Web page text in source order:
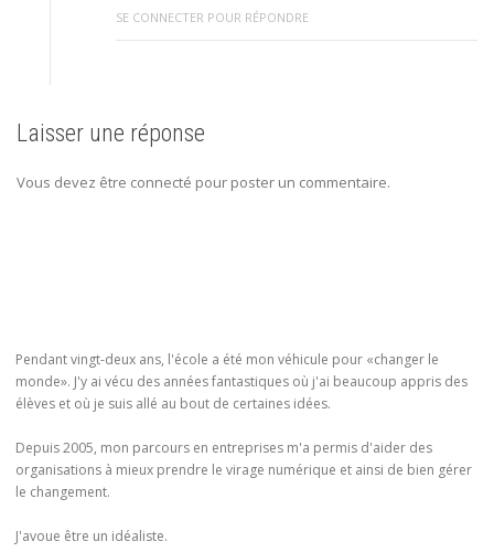
SE CONNECTER POUR RÉPONDRE
Laisser une réponse
Vous devez être connecté pour poster un commentaire.
Pendant vingt-deux ans, l'école a été mon véhicule pour «changer le
monde». J'y ai vécu des années fantastiques où j'ai beaucoup appris des
élèves et où je suis allé au bout de certaines idées.
Depuis 2005, mon parcours en entreprises m'a permis d'aider des
organisations à mieux prendre le virage numérique et ainsi de bien gérer
le changement.
J'avoue être un idéaliste.